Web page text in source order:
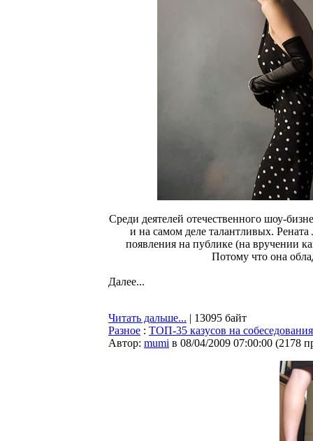
Среди деятелей отечественного шоу-
и на самом деле талантливых.
появления на публике (на вручении
Потому что она
Далее...
Читать дальше... | 13095 байт
Разное : ТОП-35 казусов на
Автор: mumi в 08/04/2009 07:00:00 (2178